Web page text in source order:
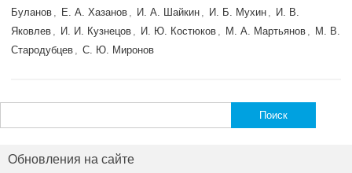
Буланов , Е. А. Хазанов , И. А. Шайкин , И. Б. Мухин , И. В.
Яковлев , И. И. Кузнецов , И. Ю. Костюков , М. А. Мартьянов , М. В.
Стародубцев , С. Ю. Миронов
Обновления на сайте